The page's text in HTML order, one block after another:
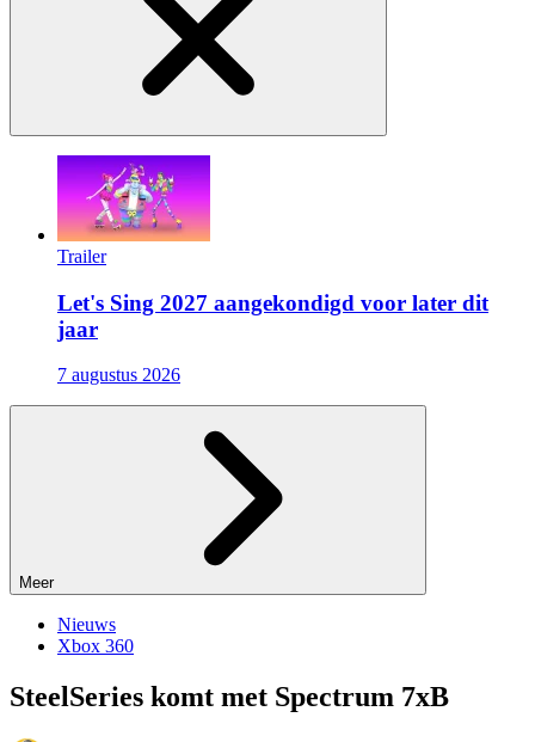
Trailer
Let's Sing 2027 aangekondigd voor later dit
jaar
7 augustus 2026
Meer
Nieuws
Xbox 360
SteelSeries komt met Spectrum 7xB